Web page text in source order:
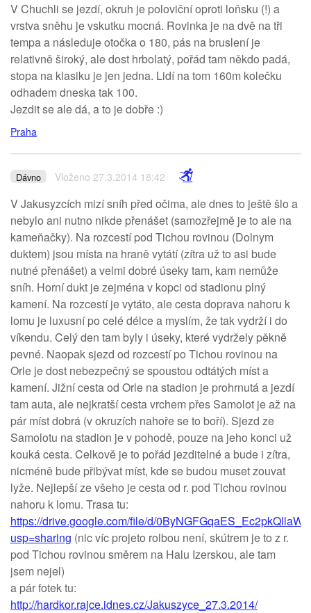
V Chuchli se jezdí, okruh je poloviční oproti loňsku (!) a
vrstva sněhu je vskutku mocná. Rovinka je na dvě na tři
tempa a následuje otočka o 180, pás na bruslení je
relativně široký, ale dost hrbolatý, pořád tam někdo padá,
stopa na klasiku je jen jedna. Lidí na tom 160m kolečku
odhadem dneska tak 100.
Jezdit se ale dá, a to je dobře :)
Praha
Dávno Vloženo 27.3.2014 18:42
V Jakusyzcích mizí sníh před očima, ale dnes to ještě šlo a
nebylo ani nutno nikde přenášet (samozřejmě je to ale na
kameňačky). Na rozcestí pod Tichou rovinou (Dolnym
duktem) jsou místa na hraně vytátí (zítra už to asi bude
nutné přenášet) a velmi dobré úseky tam, kam nemůže
sníh. Horní dukt je zejména v kopci od stadionu plný
kamení. Na rozcestí je vytáto, ale cesta doprava nahoru k
lomu je luxusní po celé délce a myslím, že tak vydrží i do
víkendu. Celý den tam byly i úseky, které vydržely pěkně
pevné. Naopak sjezd od rozcestí po Tichou rovinou na
Orle je dost nebezpečný se spoustou odtátých míst a
kamení. Jižní cesta od Orle na stadion je prohrnutá a jezdí
tam auta, ale nejkratší cesta vrchem přes Samolot je až na
pár míst dobrá (v okruzích nahoře se to boří). Sjezd ze
Samolotu na stadion je v pohodě, pouze na jeho konci už
kouká cesta. Celkově je to pořád jezditelné a bude i zítra,
nicméně bude přibývat míst, kde se budou muset zouvat
lyže. Nejlepší ze všeho je cesta od r. pod Tichou rovinou
nahoru k lomu. Trasa tu:
https://drive.google.com/file/d/
usp=sharing (nic víc projeto rolbou není, skútrem je to z r.
pod Tichou rovinou směrem na Halu Izerskou, ale tam
jsem nejel)
a pár fotek tu:
http://hardkor.rajce.idnes.cz/Jakuszyce_27.3.2014/